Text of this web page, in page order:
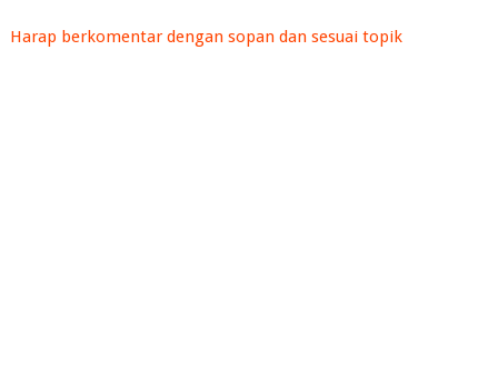
Harap berkomentar dengan sopan dan sesuai topik